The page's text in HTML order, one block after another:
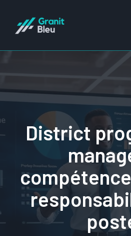
contenu
District